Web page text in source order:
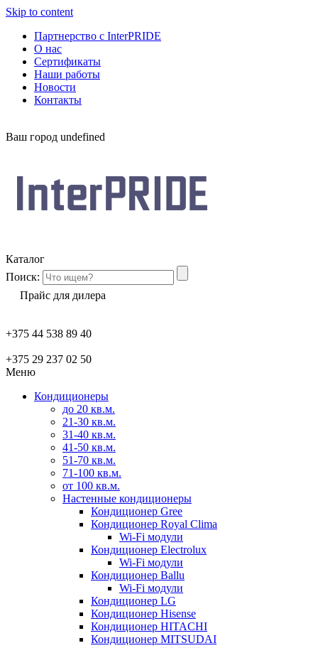
Skip to content
Партнерство с InterPRIDE
О нас
Сертификаты
Наши работы
Новости
Контакты
Ваш город undefined
Каталог
Поиск:
Прайс для дилера
+375 44 538 89 40
+375 29 237 02 50
Меню
Кондиционеры
до 20 кв.м.
21-30 кв.м.
31-40 кв.м.
41-50 кв.м.
51-70 кв.м.
71-100 кв.м.
от 100 кв.м.
Настенные кондиционеры
Кондиционер Gree
Кондиционер Royal Clima
Wi-Fi модули
Кондиционер Electrolux
Wi-Fi модули
Кондиционер Ballu
Wi-Fi модули
Кондиционер LG
Кондиционер Hisense
Кондиционер HITACHI
Кондиционер MITSUDAI